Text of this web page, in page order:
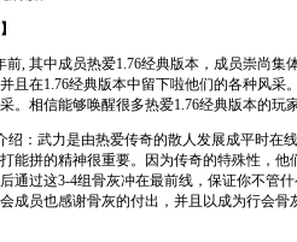
其中成员热爱1.76经典版本，成员崇尚集
且在1.76经典版本中留下啦他们的各种风
。相信能够唤醒很多热爱1.76经典版本的玩
武力是由热爱传奇的散人发展成平时在线
能拼的精神很重要。因为传奇的特殊性，
通过这3-4组骨灰冲在最前线，保证你不管
成员也感谢骨灰的付出，并且以成为行会骨